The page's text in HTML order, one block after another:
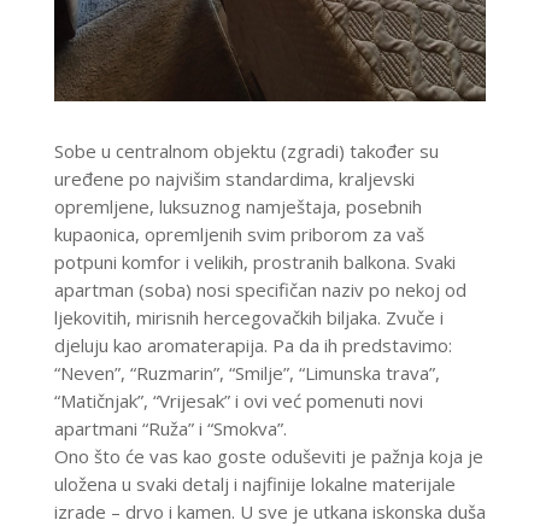
Sobe u centralnom objektu (zgradi) također su
uređene po najvišim standardima, kraljevski
opremljene, luksuznog namještaja, posebnih
kupaonica, opremljenih svim priborom za vaš
potpuni komfor i velikih, prostranih balkona. Svaki
apartman (soba) nosi specifičan naziv po nekoj od
ljekovitih, mirisnih hercegovačkih biljaka. Zvuče i
djeluju kao aromaterapija. Pa da ih predstavimo:
“Neven”, “Ruzmarin”, “Smilje”, “Limunska trava”,
“Matičnjak”, “Vrijesak” i ovi već pomenuti novi
apartmani “Ruža” i “Smokva”.
Ono što će vas kao goste oduševiti je pažnja koja je
uložena u svaki detalj i najfinije lokalne materijale
izrade – drvo i kamen. U sve je utkana iskonska duša